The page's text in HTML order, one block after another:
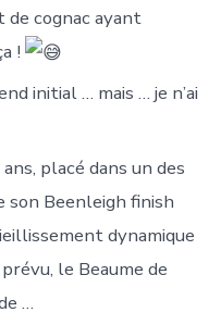
de cognac ayant
!
initial … mais … je n’ai
placé dans un des
son Beenleigh finish
dynamique
le Beaume de
…